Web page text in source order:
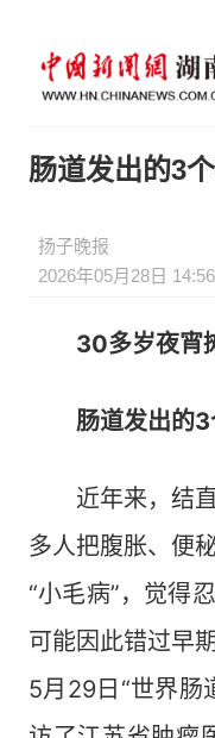
肠道发出的3
扬子晚报
2026年05月28日 14:56
30多岁夜宵摊
肠道发出的3
近年来，结直
多人把腹胀、便
“小毛病”，觉得
可能因此错过早
5月29日“世界肠